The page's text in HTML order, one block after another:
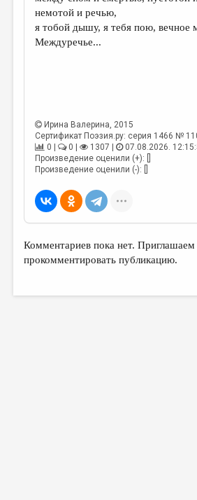
немотой и речью,
я тобой дышу, я тебя пою, вечное
Междуречье...
Ирина Валерина, 2015
Сертификат Поэзия.ру: серия 1466 №
0 |
0 | 1307 |
07.08.2026.
Произведение оценили (+): []
Произведение оценили (-): []
Комментариев пока нет. Приглашаем
прокомментировать публикацию.